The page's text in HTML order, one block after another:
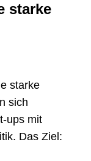
starke
starke
sich
ups mit
Das Ziel: